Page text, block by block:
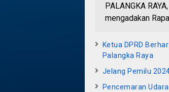
PALANGKA
mengadakan
Ketua DPRD
Palangka Raya
Jelang Pemilu
Pencemaran